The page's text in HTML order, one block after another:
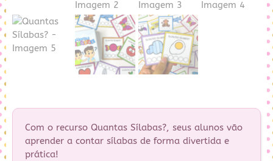
Com o recurso Quantas Sílabas?, seus alunos vão
aprender a contar sílabas de forma divertida e
prática!